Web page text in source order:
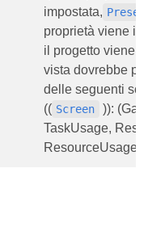
impostata,
proprietà viene
il progetto viene
vista dovrebbe
delle seguenti
(( Screen
)):
TaskUsage,
ResourceUsage)